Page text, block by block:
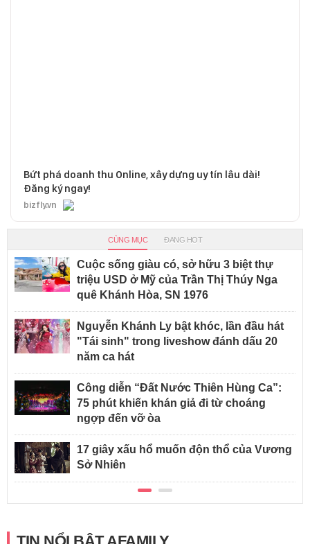
Bứt phá doanh thu Online, xây dựng uy tín lâu dài!
Đăng ký ngay!
bizfly.vn
CÙNG MỤC ĐANG HOT
Cuộc sống giàu có, sở hữu 3 biệt thự
triệu USD ở Mỹ của Trần Thị Thúy Nga
quê Khánh Hòa, SN 1976
Nguyễn Khánh Ly bật khóc, lần đầu hát
"Tái sinh" trong liveshow đánh dấu 20
năm ca hát
Công diễn “Đất Nước Thiên Hùng Ca”:
75 phút khiến khán giả đi từ choáng
ngợp đến vỡ òa
17 giây xấu hổ muốn độn thổ của Vương
Sở Nhiên